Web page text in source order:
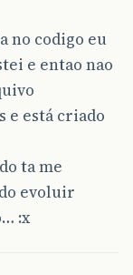
no codigo eu
e entao nao
e está criado
ta me
evoluir
:x